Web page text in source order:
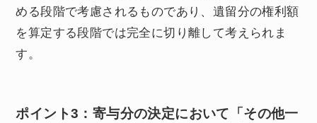
める段階で考慮されるものであり、遺留分の権利額
を算定する段階では完全に切り離して考えられま
す。
ポイント3：寄与分の決定において「その他一